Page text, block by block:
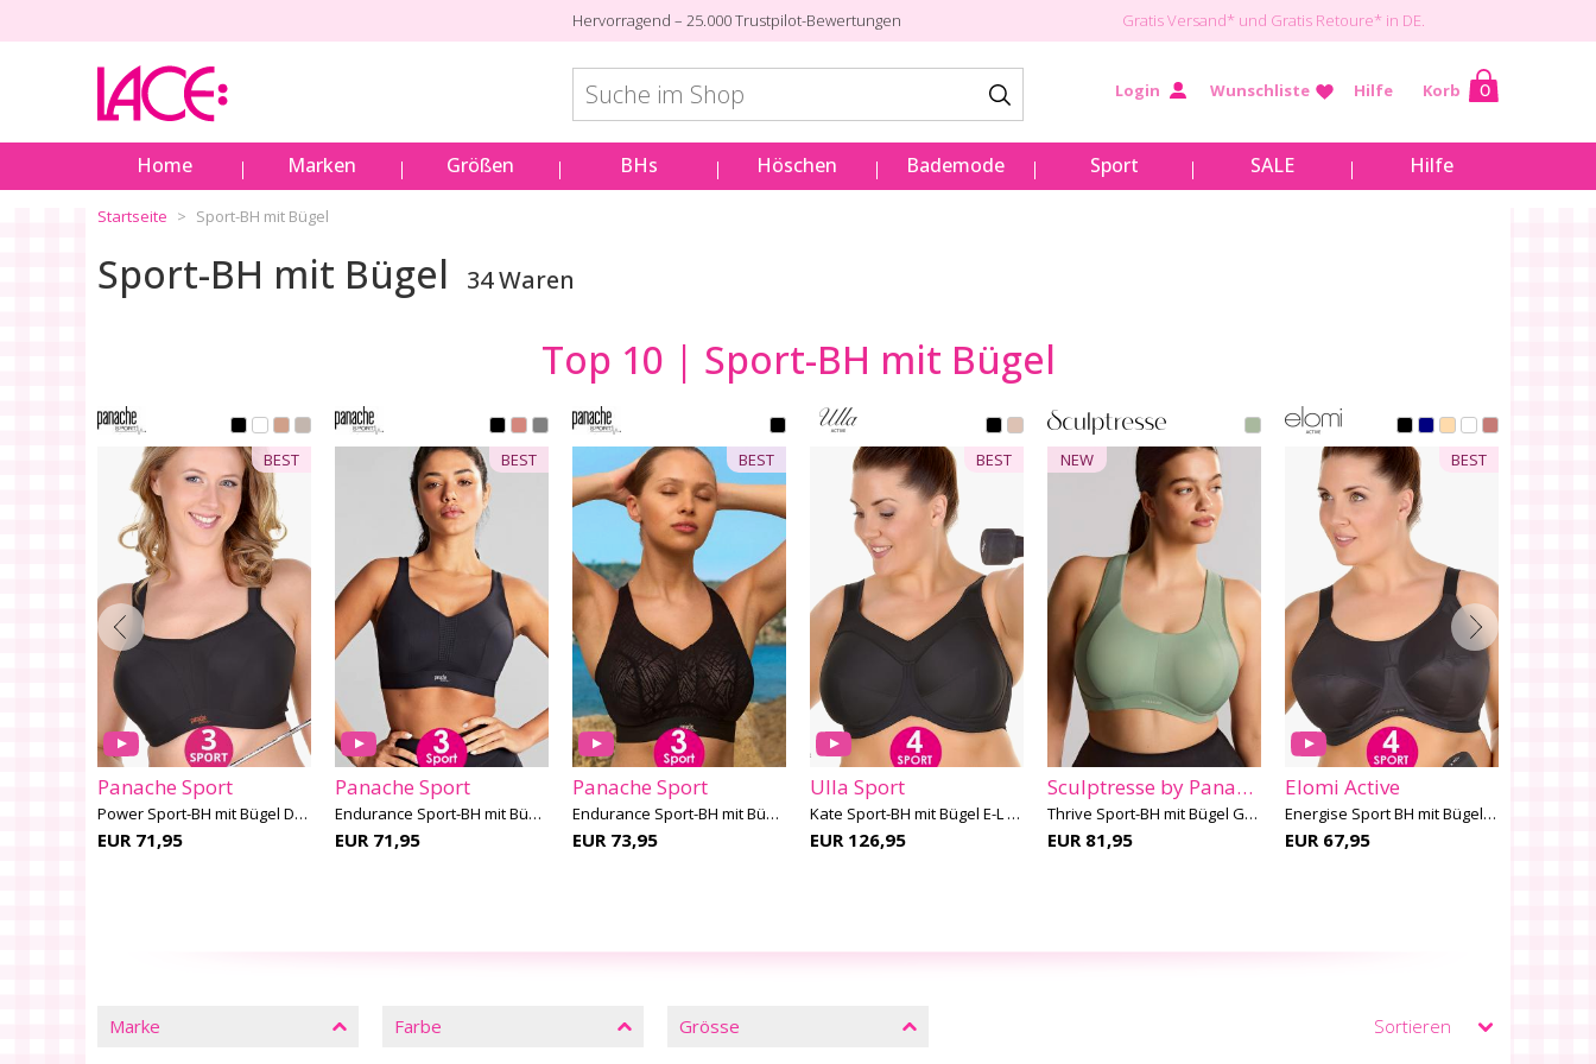
Hervorragend – 25.000 Trustpilot-Bewertungen Gratis Versand*und Gratis Retoure* in DE.
Korb 0
Hilfe
Wunschliste
Login
Home Marken Größen BHs Höschen Bademode Sport SALE Hilfe
Startseite Sport-BH mit Bügel
Sport-BH mit Bügel 34 Waren
Top 10 | Sport-BH mit Bügel
BEST
Panache Sport
Power Sport-BH mit Bügel D-M Cup
EUR 71,95
BEST
Panache Sport
Endurance Sport-BH mit Bügel F-K Cup
EUR 71,95
BEST
Panache Sport
Endurance Sport-BH mit Bügel F-M Cup
EUR 73,95
BEST
Ulla Sport
Kate Sport-BH mit Bügel E-L Cup
EUR 126,95
NEW
Sculptresse by Panache
Thrive Sport-BH mit Bügel G-M Cup
EUR 81,95
BEST
Elomi Active
Energise Sport BH mit Bügel G-O Cup
EUR 67,95
Marke Farbe Grösse